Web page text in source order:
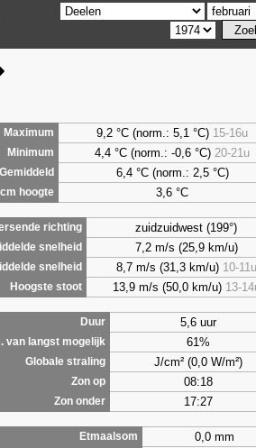
Maximum 9,2 °C (norm.: 5,1 °C) 15-16u
Minimum 4,4 °C (norm.: -0,6 °C) 20-21u
Gemiddeld 6,4 °C (norm.: 2,5 °C)
hoogte 3,6 °C
richting zuidzuidwest (199°)
snelheid 7,2 m/s (25,9 km/u)
snelheid 8,7 m/s (31,3 km/u) 10-11u
Hoogste stoot 13,9 m/s (50,0 km/u) 13-
Duur 5,6 uur
van langst mogelijk 61%
Globale straling J/cm² (0,0 W/m²)
Zon op 08:18
Zon onder 17:27
Etmaalsom 0,0 mm